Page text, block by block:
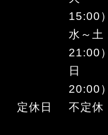
15:00）
水～
21:00）
日
20:00）
定休日
不定休